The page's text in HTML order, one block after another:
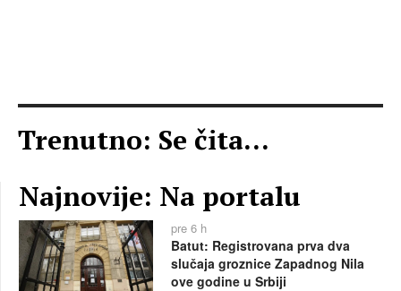
Trenutno: Se čita...
Najnovije: Na portalu
pre 6 h
Batut: Registrovana prva dva
slučaja groznice Zapadnog Nila
ove godine u Srbiji